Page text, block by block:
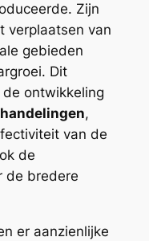
Zijn
verplaatsen van
gebieden
Dit
ontwikkeling
,
van de
de
de bredere
er aanzienlijke